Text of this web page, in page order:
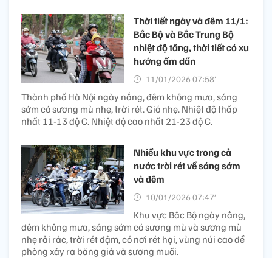
Thời tiết ngày và đêm 11/1:
Bắc Bộ và Bắc Trung Bộ
nhiệt độ tăng, thời tiết có xu
hướng ấm dần
11/01/2026 07:58’
Thành phố Hà Nội ngày nắng, đêm không mưa, sáng
sớm có sương mù nhẹ, trời rét. Gió nhẹ. Nhiệt độ thấp
nhất 11-13 độ C. Nhiệt độ cao nhất 21-23 độ C.
Nhiều khu vực trong cả
nước trời rét về sáng sớm
và đêm
10/01/2026 07:47’
Khu vực Bắc Bộ ngày nắng,
đêm không mưa, sáng sớm có sương mù và sương mù
nhẹ rải rác, trời rét đậm, có nơi rét hại, vùng núi cao đề
phòng xảy ra băng giá và sương muối.